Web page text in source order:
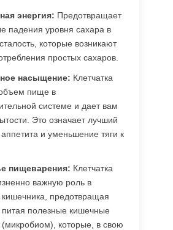
энергия: Предотвращает
падения уровня сахара в
которые возникают
простых сахаров.
насыщение: Клетчатка
пище в
системе и дает вам
Это означает лучший
аппетита и уменьшение тяги к
пищеварения: Клетчатка
важную роль в
кишечника, предотвращая
полезные кишечные
(микробиом), которые, в свою